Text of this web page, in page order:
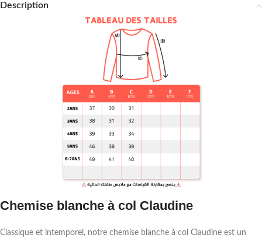
Description
Chemise blanche à col Claudine
Classique et intemporel, notre chemise blanche à col Claudine est un